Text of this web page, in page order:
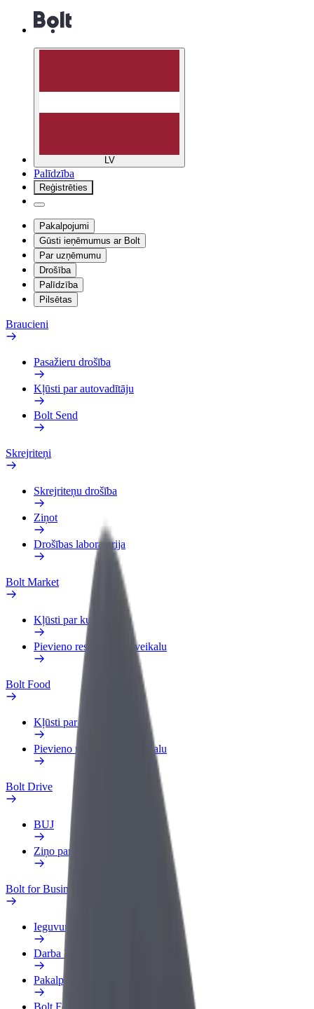
LV
Palīdzība
Reģistrēties
Pakalpojumi
Gūsti ieņēmumus ar Bolt
Par uzņēmumu
Drošība
Palīdzība
Pilsētas
Braucieni
Pasažieru drošība
Kļūsti par autovadītāju
Bolt Send
Skrejriteņi
Skrejriteņu drošība
Ziņot
Drošības laboratorija
Bolt Market
Kļūsti par kurjeru
Pievieno restorānu vai veikalu
Bolt Food
Kļūsti par kurjeru
Pievieno restorānu vai veikalu
Bolt Drive
BUJ
Ziņo par transportlīdzekli
Bolt for Business
Ieguvumi
Darba Profils
Pakalpojumi
Bolt Food uzņēmumiem